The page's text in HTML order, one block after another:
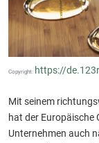
Copyright: https://
Mit seinem
hat der Europäische
Unternehmen auch